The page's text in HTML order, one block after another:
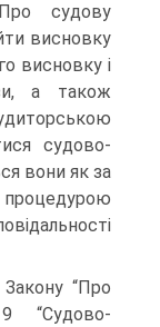
судову
висновку
висновку і
а також
судово-
вони як за
процедурою
“Про
“Судово-